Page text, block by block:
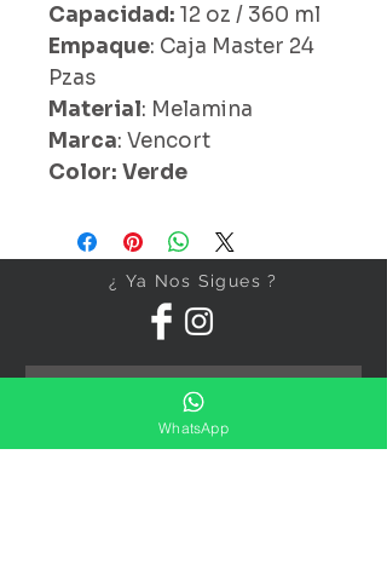
Capacidad: 12 oz / 360 ml
Empaque: Caja Master 24
Pzas
Material: Melamina
Marca: Vencort
Color: Verde
¿ Ya Nos Sigues ?
Suscríbete ahora
WhatsApp